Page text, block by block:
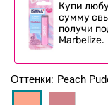
Оттенки Peach
Купи
сумму
получи
Marbelize.